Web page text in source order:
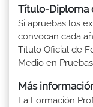
Título-Diploma
Si apruebas los
convocan cada
Título Oficial de
Medio en
Más
La Formación